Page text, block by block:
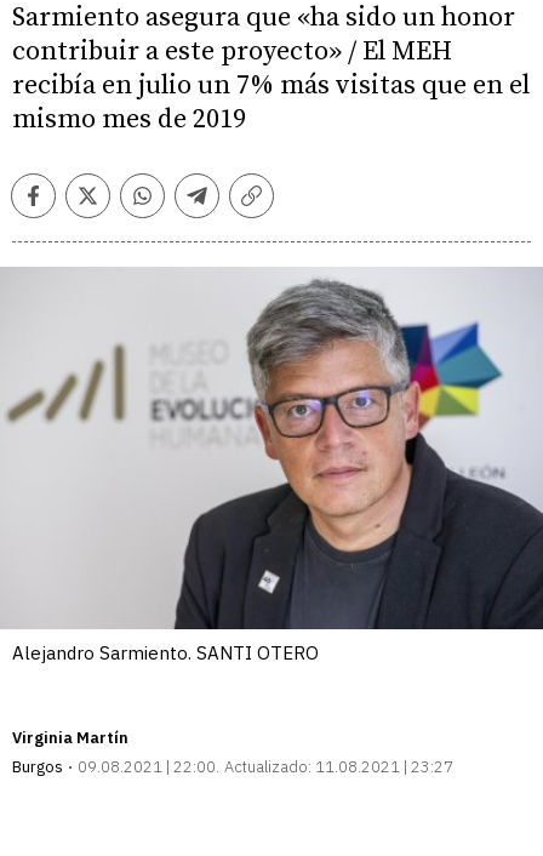
Sarmiento asegura que «ha sido un honor
contribuir a este proyecto» / El MEH
recibía en julio un 7% más visitas que en el
mismo mes de 2019
FacebookTwitterWhatsappTelegramCopiar
Alejandro Sarmiento. SANTI OTERO
Virginia Martín
Burgos
09.08.2021 | 22:00 Actualizado: 11.08.2021 | 23:27